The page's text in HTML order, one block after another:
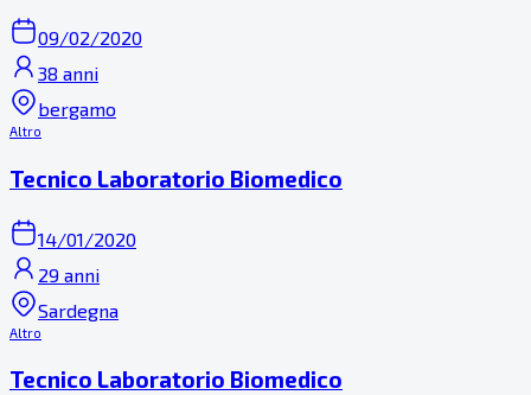
09/02/2020
38 anni
bergamo
Altro
Tecnico Laboratorio Biomedico
14/01/2020
29 anni
Sardegna
Altro
Tecnico Laboratorio Biomedico